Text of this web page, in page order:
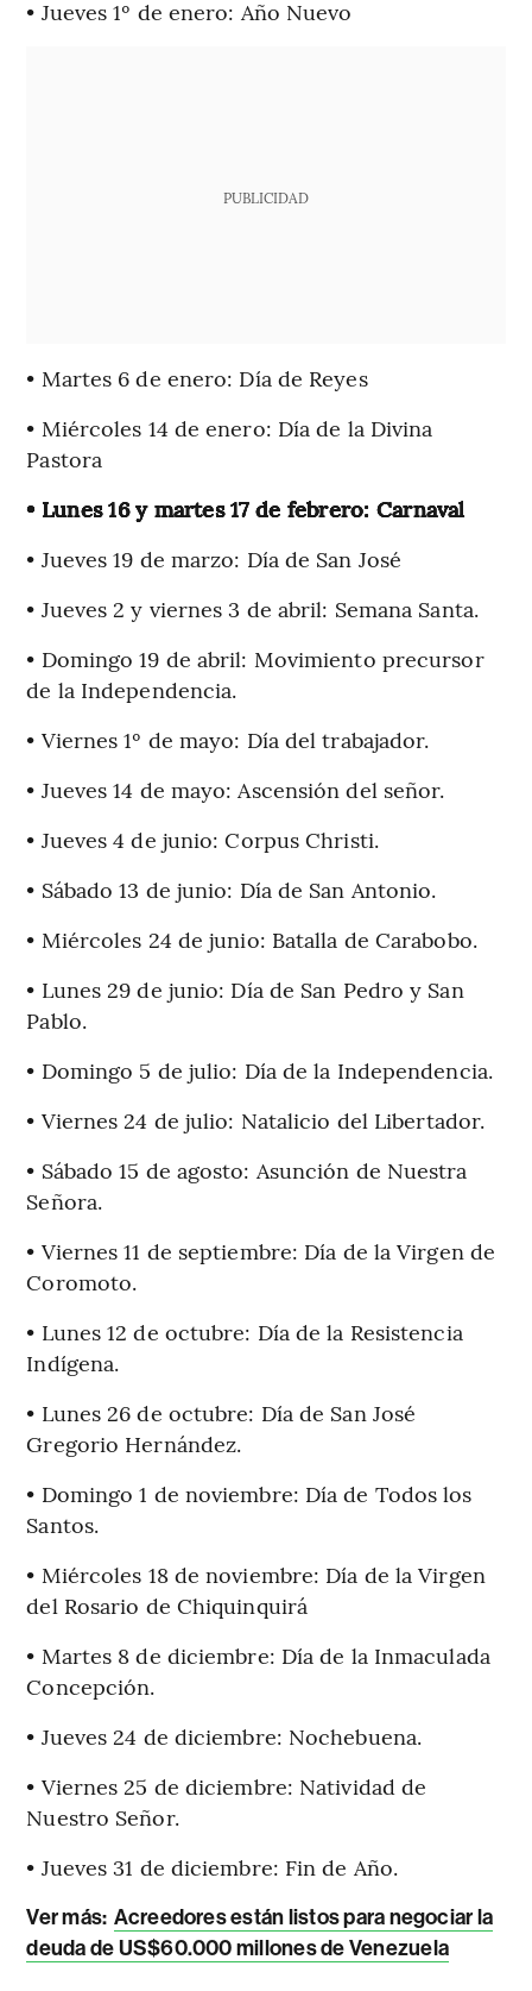
• Jueves 1º de enero: Año Nuevo
PUBLICIDAD
• Martes 6 de enero: Día de Reyes
• Miércoles 14 de enero: Día de la Divina
Pastora
• Lunes 16 y martes 17 de febrero: Carnaval
• Jueves 19 de marzo: Día de San José
• Jueves 2 y viernes 3 de abril: Semana Santa.
• Domingo 19 de abril: Movimiento precursor
de la Independencia.
• Viernes 1º de mayo: Día del trabajador.
• Jueves 14 de mayo: Ascensión del señor.
• Jueves 4 de junio: Corpus Christi.
• Sábado 13 de junio: Día de San Antonio.
• Miércoles 24 de junio: Batalla de Carabobo.
• Lunes 29 de junio: Día de San Pedro y San
Pablo.
• Domingo 5 de julio: Día de la Independencia.
• Viernes 24 de julio: Natalicio del Libertador.
• Sábado 15 de agosto: Asunción de Nuestra
Señora.
• Viernes 11 de septiembre: Día de la Virgen de
Coromoto.
• Lunes 12 de octubre: Día de la Resistencia
Indígena.
• Lunes 26 de octubre: Día de San José
Gregorio Hernández.
• Domingo 1 de noviembre: Día de Todos los
Santos.
• Miércoles 18 de noviembre: Día de la Virgen
del Rosario de Chiquinquirá
• Martes 8 de diciembre: Día de la Inmaculada
Concepción.
• Jueves 24 de diciembre: Nochebuena.
• Viernes 25 de diciembre: Natividad de
Nuestro Señor.
• Jueves 31 de diciembre: Fin de Año.
Ver más: Acreedores están listos para negociar la
deuda de US$60.000 millones de Venezuela